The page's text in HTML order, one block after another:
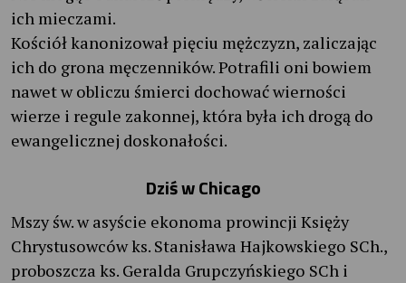
ich mieczami.
Kościół kanonizował pięciu mężczyzn, zaliczając
ich do grona męczenników. Potrafili oni bowiem
nawet w obliczu śmierci dochować wierności
wierze i regule zakonnej, która była ich drogą do
ewangelicznej doskonałości.
Dziś w Chicago
Mszy św. w asyście ekonoma prowincji Księży
Chrystusowców ks. Stanisława Hajkowskiego SCh.,
proboszcza ks. Geralda Grupczyńskiego SCh i